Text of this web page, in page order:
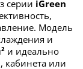
серии iGreen
Модель
и
и идеально
кабинета или